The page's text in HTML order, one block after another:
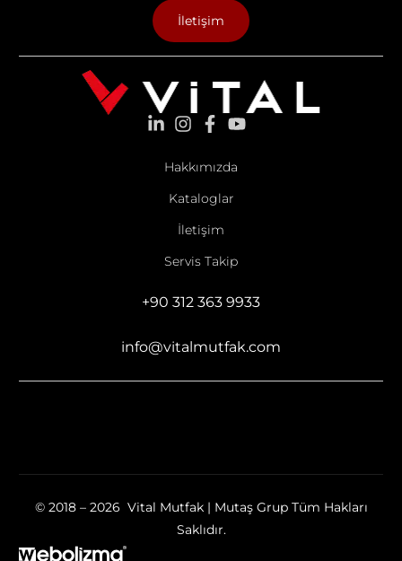
İletişim
Hakkımızda
Kataloglar
İletişim
Servis Takip
+90 312 363 9933
info@vitalmutfak.com
© 2018 – 2026 Vital Mutfak | Mutaş Grup Tüm Hakları
Saklıdır.